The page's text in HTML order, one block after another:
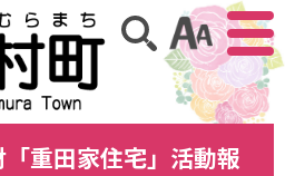
アクセ
サイト内検索
重田家住宅」活動報